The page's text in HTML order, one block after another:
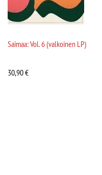
Saimaa: Vol. 6 (valkoinen LP)
30,90€